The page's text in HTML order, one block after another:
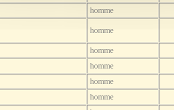
homme
homme
homme
homme
homme
homme